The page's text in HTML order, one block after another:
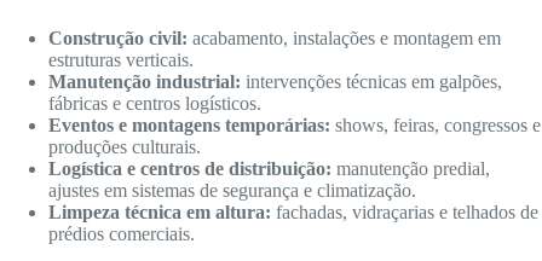
Construção civil: acabamento, instalações e montagem em
estruturas verticais.
Manutenção industrial: intervenções técnicas em galpões,
fábricas e centros logísticos.
Eventos e montagens temporárias: shows, feiras, congressos e
produções culturais.
Logística e centros de distribuição: manutenção predial,
ajustes em sistemas de segurança e climatização.
Limpeza técnica em altura: fachadas, vidraçarias e telhados de
prédios comerciais.